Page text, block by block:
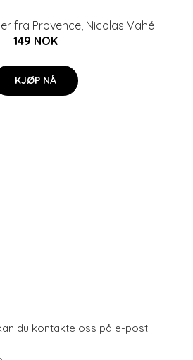
fra Provence, Nicolas Vahé
149 NOK
KJØP NÅ
du kontakte oss på e-post: